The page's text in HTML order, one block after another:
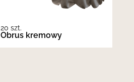
20 szt.
Obrus kremowy